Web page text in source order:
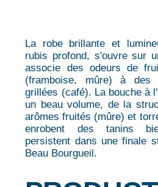
La robe brillante et
rubis profond, s'ouvre sur
associe des odeurs de
(framboise, mûre) à des
grillées (café). La bouche à
un beau volume, de la
arômes fruités (mûre) et
enrobent des tanins
persistent dans une finale
Beau Bourgueil.